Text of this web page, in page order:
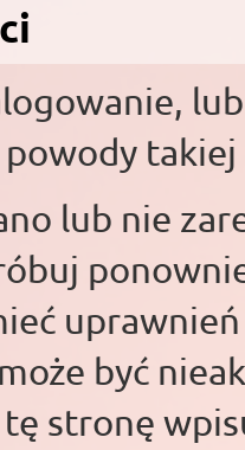
takiej
lub nie
być
stronę